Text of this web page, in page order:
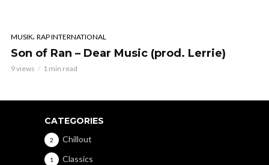
MUSIK, RAP INTERNATIONAL
Son of Ran – Dear Music (prod. Lerrie)
9 views 1 min read
CATEGORIES
Chillout
2
Classics
1